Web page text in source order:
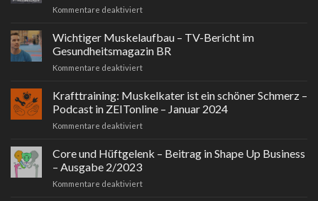
Fachzeitschrift
Physiotherapeuten
Mai
Kommentare deaktiviertfür
Fitnessmagazin
–
Workout
Stacking
10minuten
Workouts
Wichtiger Muskelaufbau – TV-Bericht im
Gesundheitsmagazin BR
Kommentare deaktiviertfür
Muskelaufbau
–
TV-
Bericht
Gesundheitsmagazin
Krafttraining: Muskelkater ist ein schöner Schmerz –
Podcast in ZEITonline – Januar 2024
Kommentare deaktiviertfür
Muskelkater
ist
schöner
Core und Hüftgelenk – Beitrag in Shape Up Business
– Ausgabe 2/2023
Kommentare deaktiviertfür